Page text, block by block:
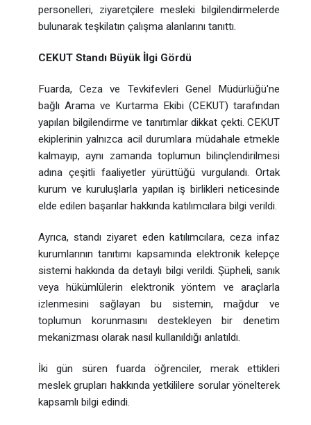
personelleri, ziyaretçilere mesleki bilgilendirmelerde
bulunarak teşkilatın çalışma alanlarını tanıttı.
CEKUT Standı Büyük İlgi Gördü
Fuarda,Ceza ve Tevkifevleri Genel Müdürlüğü'ne
bağlı Arama ve Kurtarma Ekibi (CEKUT) tarafından
yapılan bilgilendirme ve tanıtımlar dikkat çekti. CEKUT
ekiplerinin yalnızca acil durumlara müdahale etmekle
kalmayıp, aynı zamanda toplumun bilinçlendirilmesi
adına çeşitli faaliyetler yürüttüğü vurgulandı. Ortak
kurum ve kuruluşlarla yapılan iş birlikleri neticesinde
elde edilen başarılar hakkında katılımcılara bilgi verildi.
Ayrıca, standı ziyaret eden katılımcılara, ceza infaz
kurumlarının tanıtımı kapsamında elektronik kelepçe
sistemi hakkında da detaylı bilgi verildi. Şüpheli, sanık
veya hükümlülerin elektronik yöntem ve araçlarla
izlenmesini sağlayan bu sistemin, mağdur ve
toplumun korunmasını destekleyen bir denetim
mekanizması olarak nasıl kullanıldığı anlatıldı.
İki gün süren fuarda öğrenciler, merak ettikleri
meslek grupları hakkında yetkililere sorular yönelterek
kapsamlı bilgi edindi.